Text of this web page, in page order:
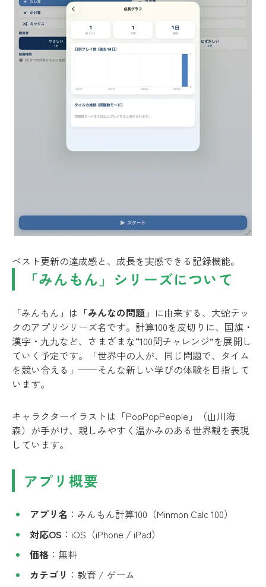
ベスト更新の達成感と、成長を実感できる記録機能。
「みんもん」シリーズについて
「みんもん」は 「みんなの問題」 に由来する、大蛇テッ
クのアプリシリーズ名です。計算100を皮切りに、国旗・
漢字・九九など、さまざまな“100問チャレンジ”を展開し
ていく予定です。「世界中の人が、同じ問題で、タイム
を競い合える」——そんな新しい学びの体験を目指して
います。
キャラクターイラストは「PopPopPeople」（山川海
森）が手がけ、親しみやすく温かみのある世界観を表現
しています。
アプリ概要
アプリ名 ：みんもん計算100（Minmon Calc 100）
対応OS ：iOS（iPhone / iPad）
価格 ：無料
カテゴリ ：教育 / ゲーム